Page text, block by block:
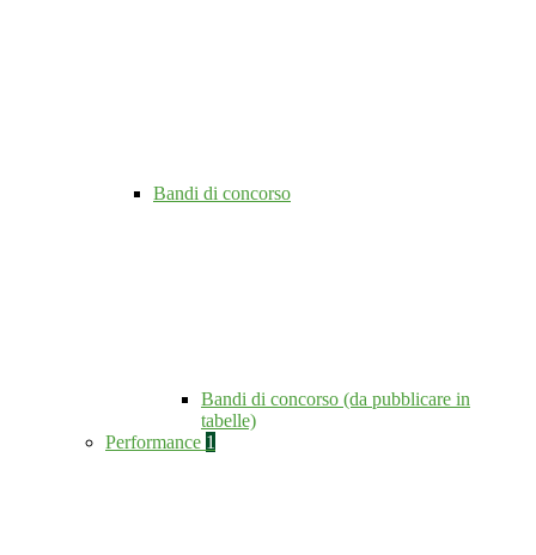
Bandi di concorso
Bandi di concorso (da pubblicare in
tabelle)
Performance 1